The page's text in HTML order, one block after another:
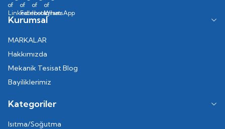
Kurumsal
MARKALAR
Hakkımızda
Mekanik Tesisat Blog
Bayiliklerimiz
Kategoriler
Isıtma/Soğutma